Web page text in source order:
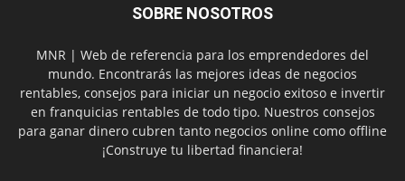
SOBRE NOSOTROS
MNR | Web de referencia para los emprendedores del
mundo. Encontrarás las mejores ideas de negocios
rentables, consejos para iniciar un negocio exitoso e invertir
en franquicias rentables de todo tipo. Nuestros consejos
para ganar dinero cubren tanto negocios online como offline
¡Construye tu libertad financiera!